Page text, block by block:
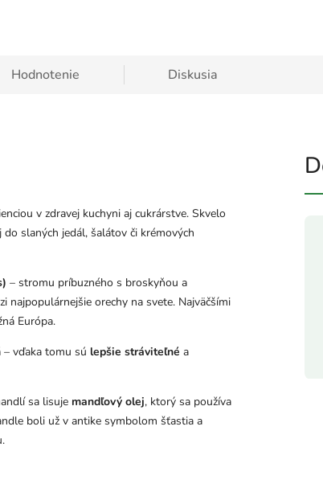
Hodnotenie Diskusia
v zdravej kuchyni aj cukrárstve. Skvelo
do slaných jedál, šalátov či krémových
– stromu príbuzného s broskyňou a
najpopulárnejšie orechy na svete. Najväčšími
Európa.
vďaka tomu sú lepšie stráviteľné a
sa lisuje mandľový olej, ktorý sa používa
boli už v antike symbolom šťastia a